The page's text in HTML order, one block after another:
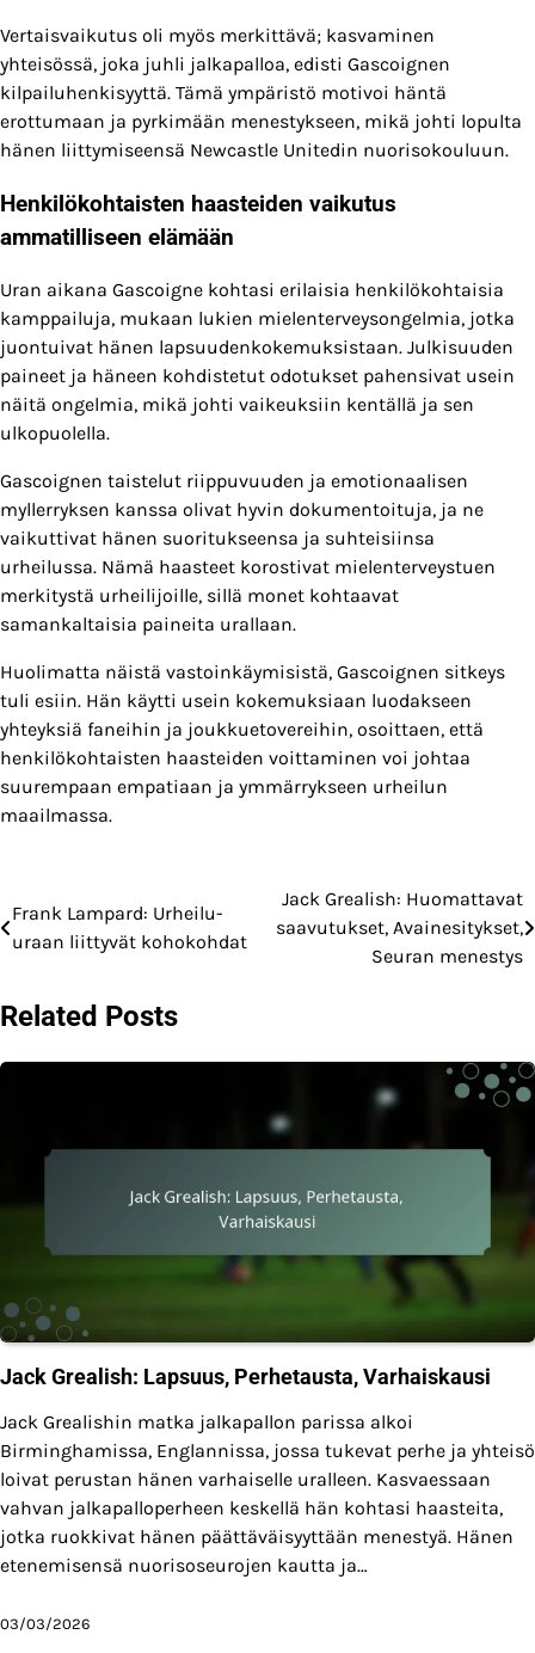
Vertaisvaikutus oli myös merkittävä; kasvaminen
yhteisössä, joka juhli jalkapalloa, edisti Gascoignen
kilpailuhenkisyyttä. Tämä ympäristö motivoi häntä
erottumaan ja pyrkimään menestykseen, mikä johti lopulta
hänen liittymiseensä Newcastle Unitedin nuorisokouluun.
Henkilökohtaisten haasteiden vaikutus
ammatilliseen elämään
Uran aikana Gascoigne kohtasi erilaisia henkilökohtaisia
kamppailuja, mukaan lukien mielenterveysongelmia, jotka
juontuivat hänen lapsuudenkokemuksistaan. Julkisuuden
paineet ja häneen kohdistetut odotukset pahensivat usein
näitä ongelmia, mikä johti vaikeuksiin kentällä ja sen
ulkopuolella.
Gascoignen taistelut riippuvuuden ja emotionaalisen
myllerryksen kanssa olivat hyvin dokumentoituja, ja ne
vaikuttivat hänen suoritukseensa ja suhteisiinsa
urheilussa. Nämä haasteet korostivat mielenterveystuen
merkitystä urheilijoille, sillä monet kohtaavat
samankaltaisia paineita urallaan.
Huolimatta näistä vastoinkäymisistä, Gascoignen sitkeys
tuli esiin. Hän käytti usein kokemuksiaan luodakseen
yhteyksiä faneihin ja joukkuetovereihin, osoittaen, että
henkilökohtaisten haasteiden voittaminen voi johtaa
suurempaan empatiaan ja ymmärrykseen urheilun
maailmassa.
Post
navigation
Frank Lampard: Urheilu-
uraan liittyvät kohokohdat
Jack Grealish: Huomattavat
saavutukset, Avainesitykset,
Seuran menestys
Related Posts
Jack Grealish: Lapsuus, Perhetausta, Varhaiskausi
Jack Grealishin matka jalkapallon parissa alkoi
Birminghamissa, Englannissa, jossa tukevat perhe ja yhteisö
loivat perustan hänen varhaiselle uralleen. Kasvaessaan
vahvan jalkapalloperheen keskellä hän kohtasi haasteita,
jotka ruokkivat hänen päättäväisyyttään menestyä. Hänen
etenemisensä nuorisoseurojen kautta ja…
03/03/2026